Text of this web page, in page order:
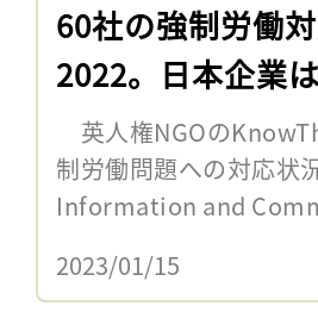
60社の強制労働
2022。日本企業
英人権NGOの
制労働問題への対応状
Information and
2023/01/15